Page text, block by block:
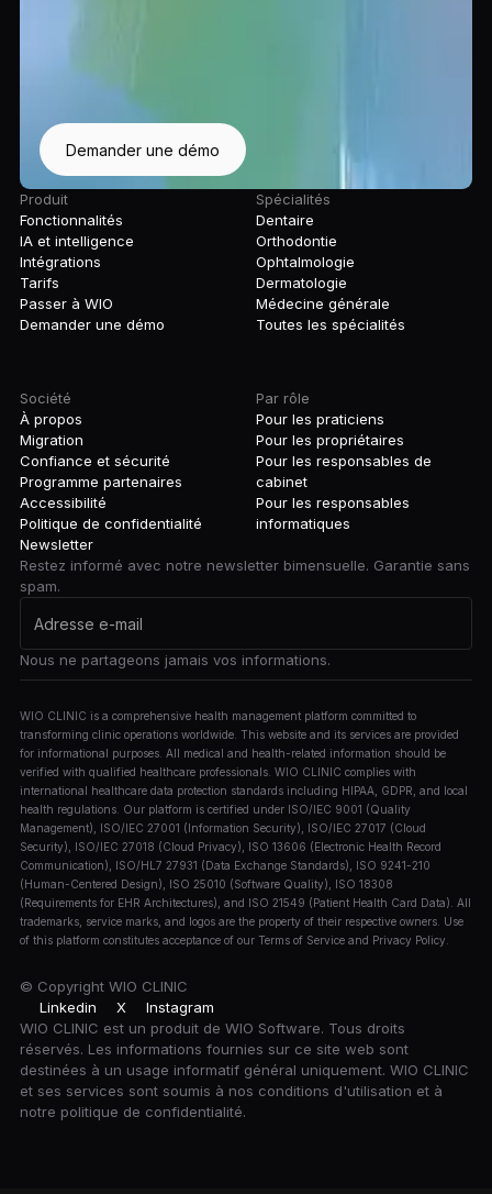
Demander une démo
Produit
Fonctionnalités
IA et intelligence
Intégrations
Tarifs
Passer à WIO
Demander une démo
Spécialités
Dentaire
Orthodontie
Ophtalmologie
Dermatologie
Médecine générale
Toutes les spécialités
Société
À propos
Migration
Confiance et sécurité
Programme partenaires
Accessibilité
Politique de confidentialité
Par rôle
Pour les praticiens
Pour les propriétaires
Pour les responsables de
cabinet
Pour les responsables
informatiques
Newsletter
Restez informé avec notre newsletter bimensuelle. Garantie sans
spam.
Nous ne partageons jamais vos informations.
WIO CLINIC is a comprehensive health management platform committed to
transforming clinic operations worldwide. This website and its services are provided
for informational purposes. All medical and health-related information should be
verified with qualified healthcare professionals. WIO CLINIC complies with
international healthcare data protection standards including HIPAA, GDPR, and local
health regulations. Our platform is certified under ISO/IEC 9001 (Quality
Management), ISO/IEC 27001 (Information Security), ISO/IEC 27017 (Cloud
Security), ISO/IEC 27018 (Cloud Privacy), ISO 13606 (Electronic Health Record
Communication), ISO/HL7 27931 (Data Exchange Standards), ISO 9241-210
(Human-Centered Design), ISO 25010 (Software Quality), ISO 18308
(Requirements for EHR Architectures), and ISO 21549 (Patient Health Card Data). All
trademarks, service marks, and logos are the property of their respective owners. Use
of this platform constitutes acceptance of our Terms of Service and Privacy Policy.
© Copyright WIO CLINIC
Linkedin
X
Instagram
WIO CLINIC est un produit de WIO Software. Tous droits
réservés. Les informations fournies sur ce site web sont
destinées à un usage informatif général uniquement. WIO CLINIC
et ses services sont soumis à nos conditions d'utilisation et à
notre politique de confidentialité.